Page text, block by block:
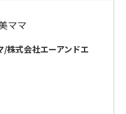
株式会社エーアンドエ